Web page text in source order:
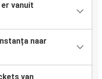
vanuit
naar
van